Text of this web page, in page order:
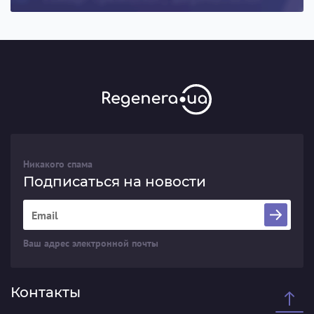
Контакты
Никакого спама
Подписаться на новости
Ваш адрес электронной почты